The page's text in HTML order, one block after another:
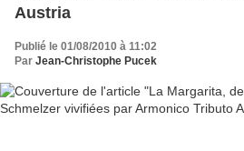
Austria
Publié le 01/08/2010 à 11:02
Par Jean-Christophe Pucek